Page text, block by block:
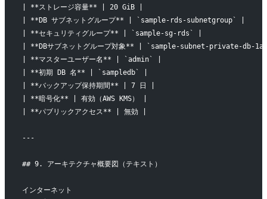
| **ストレージ容量** | 20 GiB |
| **DB サブネットグループ** | `sample-rds-subnetgroup` |
| **セキュリティグループ** | `sample-sg-rds` |
| **DBサブネットグループ対象** | `sample-subnet-private-
| **マスターユーザー名** | `admin` |
| **初期 DB 名** | `sampledb` |
| **バックアップ保持期間** | 7 日 |
| **暗号化** | 有効（AWS KMS） |
| **パブリックアクセス** | 無効 |
---
## 9. アーキテクチャ概要図（テキスト）
インターネット